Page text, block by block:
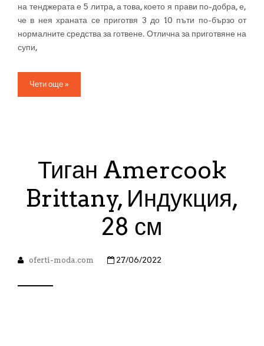
на тенджерата е 5 литра, а това, което я прави по-добра, е,
че в нея храната се приготвя 3 до 10 пъти по-бързо от
нормалните средства за готвене. Отлична за приготвяне на
супи,
Чети още »
Тиган Amercook
Brittany, Индукция,
28 см
oferti-moda.com 27/06/2022